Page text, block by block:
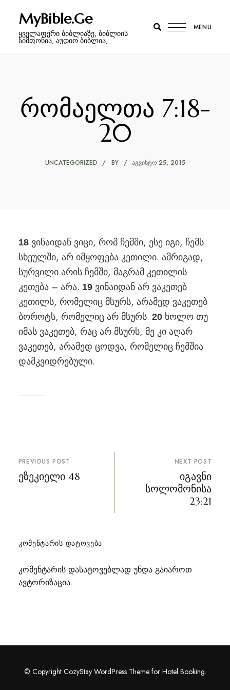
MyBible.Ge
ყველაფერი ბიბლიაზე, ბიბლიის
სიმფონია, აუდიო ბიბლია,
MENU
რომაელთა 7:18-
20
UNCATEGORIZED BY ᲐᲒᲕᲘᲡᲢᲝ 25, 2015
18 ვინაიდან ვიცი, რომ ჩემში, ესე იგი, ჩემს
სხეულში, არ იმყოფება კეთილი. ამრიგად,
სურვილი არის ჩემში, მაგრამ კეთილის
კეთება – არა. 19 ვინაიდან არ ვაკეთებ
კეთილს, რომელიც მსურს, არამედ ვაკეთებ
ბოროტს, რომელიც არ მსურს. 20 ხოლო თუ
იმას ვაკეთებ, რაც არ მსურს, მე კი აღარ
ვაკეთებ, არამედ ცოდვა, რომელიც ჩემშია
დამკვიდრებული.
პოსტის
ნავიგაცია
PREVIOUS POST
ეზეკიელი 48
NEXT POST
იგავნი
სოლომონისა
23:21
ᲙᲝᲛᲔᲜᲢᲐᲠᲘᲡ ᲓᲐᲢᲝᲕᲔᲑᲐ
კომენტარის დასატოვებლად უნდა გაიაროთ
ავტორიზაცია.
© Copyright CozyStay WordPress Theme for Hotel Booking.